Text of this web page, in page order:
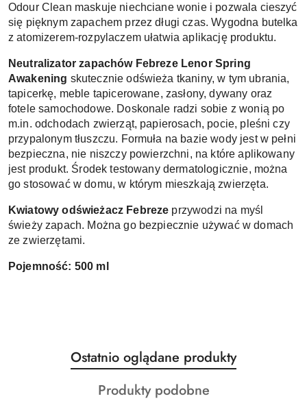
Odour Clean maskuje niechciane wonie i pozwala cieszyć
się pięknym zapachem przez długi czas. Wygodna butelka
z atomizerem-rozpylaczem ułatwia aplikację produktu.
Neutralizator zapachów Febreze Lenor Spring
Awakening skutecznie odświeża tkaniny, w tym ubrania,
tapicerkę, meble tapicerowane, zasłony, dywany oraz
fotele samochodowe. Doskonale radzi sobie z wonią po
m.in. odchodach zwierząt, papierosach, pocie, pleśni czy
przypalonym tłuszczu. Formuła na bazie wody jest w pełni
bezpieczna, nie niszczy powierzchni, na które aplikowany
jest produkt. Środek testowany dermatologicznie, można
go stosować w domu, w którym mieszkają zwierzęta.
Kwiatowy odświeżacz Febreze przywodzi na myśl
świeży zapach. Można go bezpiecznie używać w domach
ze zwierzętami.
Pojemność: 500 ml
Pomiń karuzelę produktów
Produkty
o
statusie:
Ostatnio oglądane produkty
Produkty
Produkty podobne